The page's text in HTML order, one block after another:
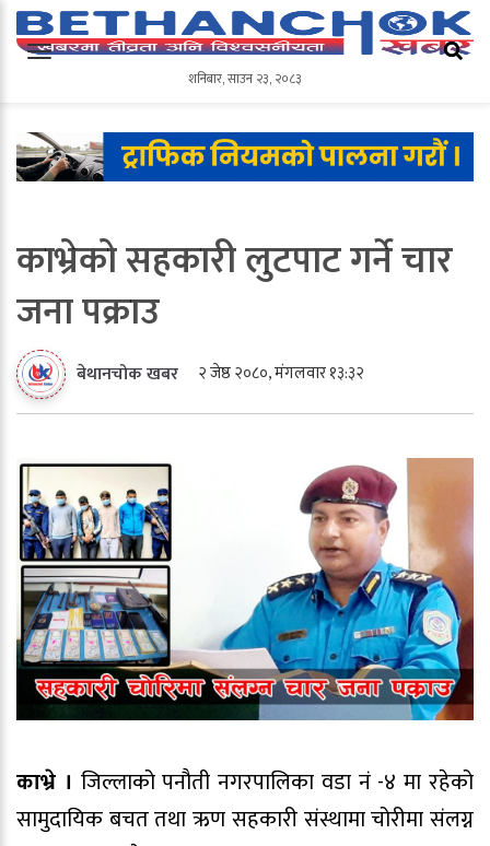
शनिबार,साउन २३,२०८३
शनिबार,साउन २३, २०८३
काभ्रेको सहकारी लुटपाट गर्ने चार
जना पक्राउ
बेथानचोक खबर २ जेष्ठ २०८०, मंगलवार १३:३२
काभ्रे । जिल्लाको पनौती नगरपालिका वडा नं -४ मा रहेको
सामुदायिक बचत तथा ऋण सहकारी संस्थामा चोरीमा संलग्न